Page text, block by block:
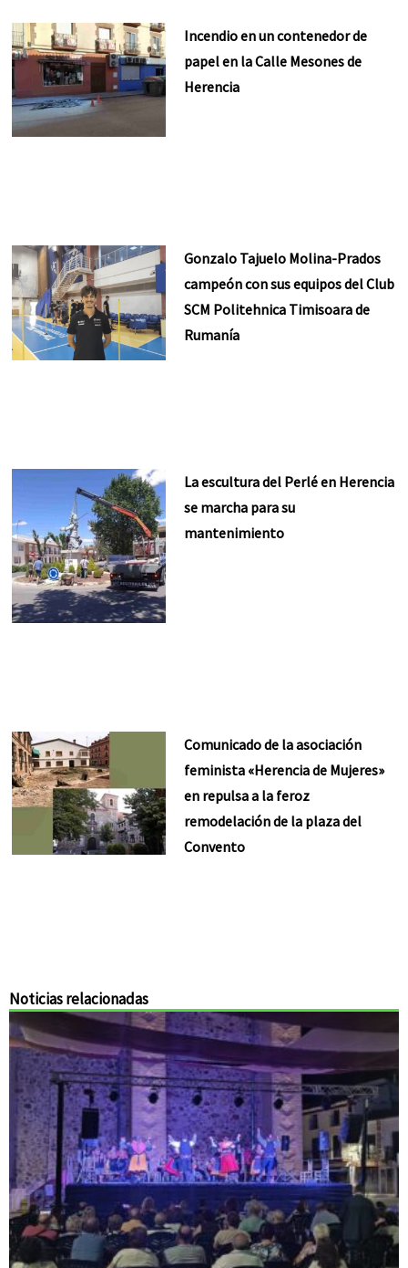
Incendio en un contenedor de
papel en la Calle Mesones de
Herencia
Gonzalo Tajuelo Molina-Prados
campeón con sus equipos del Club
SCM Politehnica Timisoara de
Rumanía
La escultura del Perlé en Herencia
se marcha para su
mantenimiento
Comunicado de la asociación
feminista «Herencia de Mujeres»
en repulsa a la feroz
remodelación de la plaza del
Convento
Noticias relacionadas